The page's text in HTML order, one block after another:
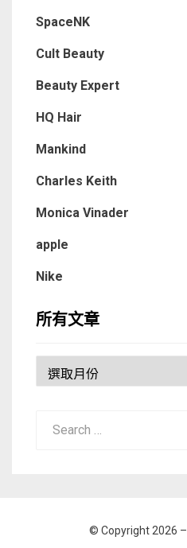
SpaceNK
Cult Beauty
Beauty Expert
HQ Hair
Mankind
Charles Keith
Monica Vinader
apple
Nike
所有文章
有
© Copyright 2026 –